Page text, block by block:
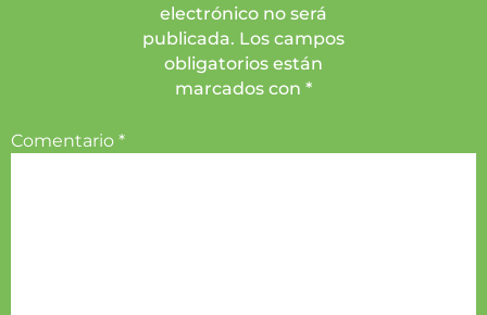
electrónico no será
publicada. Los campos
obligatorios están
marcados con *
Comentario *